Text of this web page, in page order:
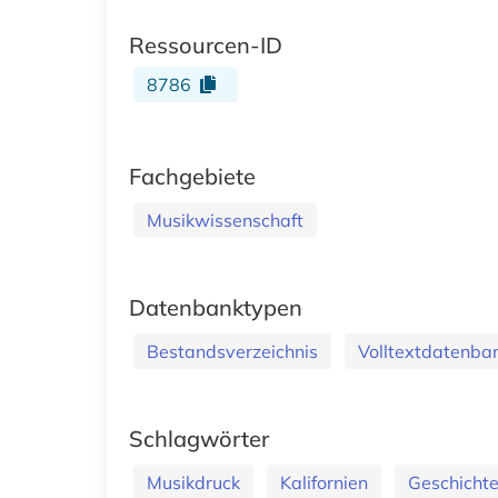
Ressourcen-ID
8786
Fachgebiete
Musikwissenschaft
Datenbanktypen
Bestandsverzeichnis
Schlagwörter
Musikdruck Kalifornien Geschichte